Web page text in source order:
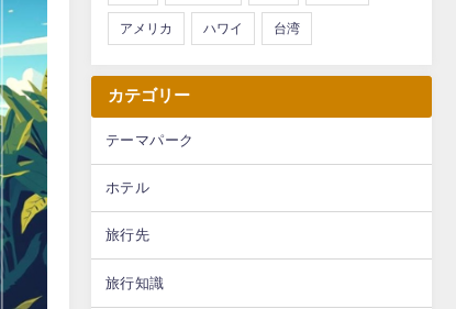
アメリカ ハワイ 台湾
カテゴリー
テーマパーク
ホテル
旅行先
旅行知識